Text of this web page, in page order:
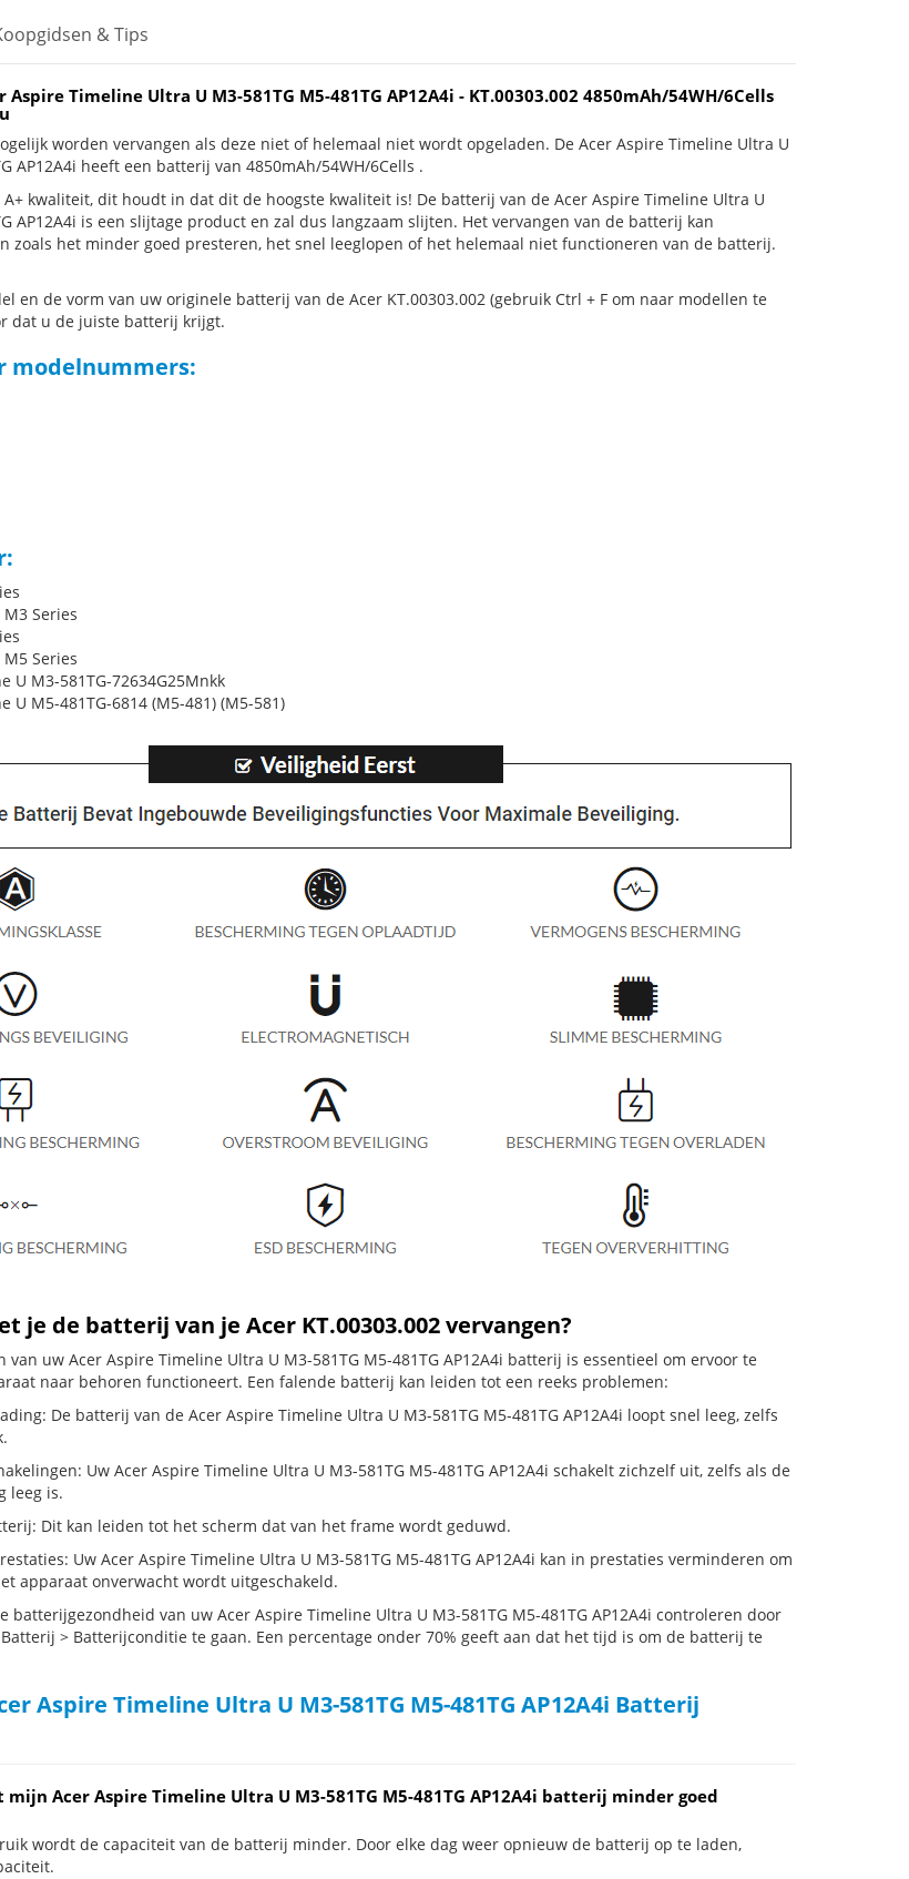
& Tips
Timeline Ultra U M3-581TG M5-481TG AP12A4i - KT.00303.002 4850mAh/54WH/6Cells
worden vervangen als deze niet of helemaal niet wordt opgeladen. De Acer Aspire Timeline Ultra U
AP12A4i heeft een batterij van 4850mAh/54WH/6Cells .
kwaliteit, dit houdt in dat dit de hoogste kwaliteit is! De batterij van de Acer Aspire Timeline Ultra U
AP12A4i is een slijtage product en zal dus langzaam slijten. Het vervangen van de batterij kan
zoals het minder goed presteren, het snel leeglopen of het helemaal niet functioneren van de batterij.
en de vorm van uw originele batterij van de Acer KT.00303.002 (gebruik Ctrl + F om naar modellen te
dat u de juiste batterij krijgt.
modelnummers:
Series
Series
U M3-581TG-72634G25Mnkk
U M5-481TG-6814 (M5-481) (M5-581)
je de batterij van je Acer KT.00303.002 vervangen?
van uw Acer Aspire Timeline Ultra U M3-581TG M5-481TG AP12A4i batterij is essentieel om ervoor te
naar behoren functioneert. Een falende batterij kan leiden tot een reeks problemen:
De batterij van de Acer Aspire Timeline Ultra U M3-581TG M5-481TG AP12A4i loopt snel leeg, zelfs
Uw Acer Aspire Timeline Ultra U M3-581TG M5-481TG AP12A4i schakelt zichzelf uit, zelfs als de
leeg is.
Dit kan leiden tot het scherm dat van het frame wordt geduwd.
Uw Acer Aspire Timeline Ultra U M3-581TG M5-481TG AP12A4i kan in prestaties verminderen om
apparaat onverwacht wordt uitgeschakeld.
batterijgezondheid van uw Acer Aspire Timeline Ultra U M3-581TG M5-481TG AP12A4i controleren door
> Batterijconditie te gaan. Een percentage onder 70% geeft aan dat het tijd is om de batterij te
Aspire Timeline Ultra U M3-581TG M5-481TG AP12A4i Batterij
Acer Aspire Timeline Ultra U M3-581TG M5-481TG AP12A4i batterij minder goed
wordt de capaciteit van de batterij minder. Door elke dag weer opnieuw de batterij op te laden,